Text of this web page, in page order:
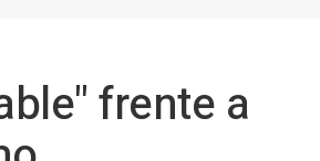
frente a